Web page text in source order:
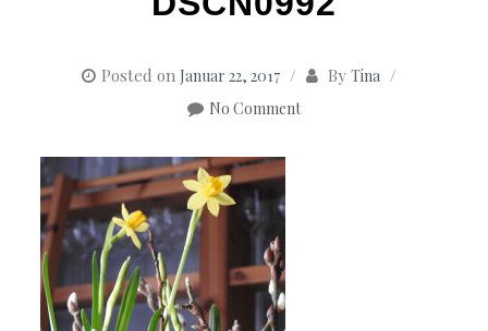
Posted on Januar 22, 2017 By Tina
No Comment